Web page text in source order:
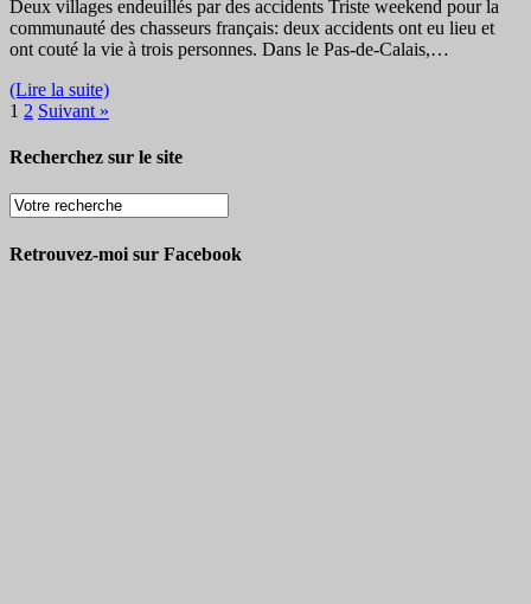
Deux villages endeuillés par des accidents Triste weekend pour la
communauté des chasseurs français: deux accidents ont eu lieu et
ont couté la vie à trois personnes. Dans le Pas-de-Calais,…
(Lire la suite)
1 2 Suivant »
Recherchez sur le site
Retrouvez-moi sur Facebook